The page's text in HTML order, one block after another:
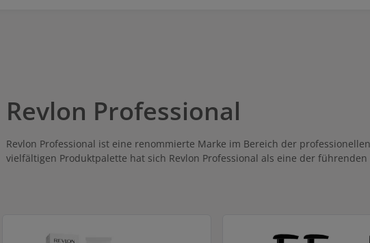
Revlon Professional
Revlon Professional ist eine renommierte Marke im Bereich der
vielfältigen Produktpalette hat sich Revlon Professional als eine der